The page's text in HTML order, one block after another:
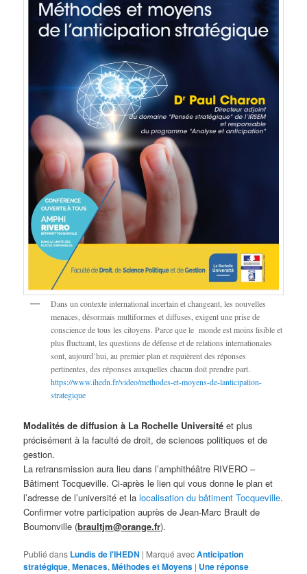
Dans un contexte international incertain et changeant, les nouvelles
menaces, désormais multiformes et diffuses, exigent une prise de
conscience de tous les citoyens. Parce que le monde est moins lisible et
plus fluctuant, les questions de défense et de relations internationales
sont, aujourd’hui, au premier plan et requièrent des réponses
pertinentes, des réponses auxquelles chacun doit prendre part.
https://www.ihedn.fr/video/methodes-et-moyens-de-lanticipation-
strategique
Modalités de diffusion à La Rochelle Université et plus
précisément à la faculté de droit, de sciences politiques et de
gestion.
La retransmission aura lieu dans l’amphithéâtre RIVERO –
Bâtiment Tocqueville. Ci-après le lien qui vous donne le plan et
l’adresse de l’université et lalocalisation du bâtiment Tocqueville.
Confirmer votre participation auprès de Jean-Marc Brault de
Bournonville (braultjm@orange.fr).
Publié dans Lundis de l'IHEDN | Marqué avecAnticipation
stratégique,Menaces,Méthodes et Moyens | Uneréponse